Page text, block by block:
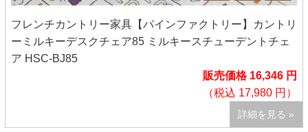
フレンチカントリー家具【パインファクトリー】カントリ
ーミルキーデスクチェア85 ミルキースチューデントチェ
ア HSC-BJ85
販売価格 16,346 円
（税込 17,980 円）
詳細を見る »